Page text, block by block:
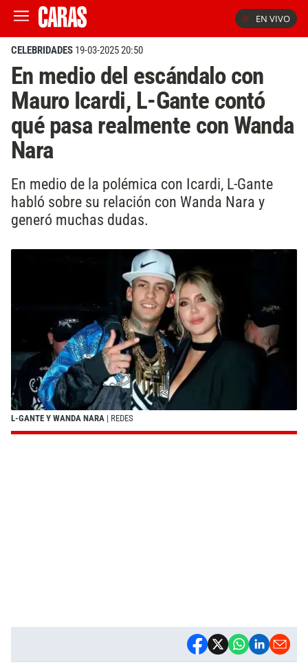
EN VIVO
CELEBRIDADES 19-03-2025 20:50
En medio del escándalo con
Mauro Icardi, L-Gante contó
qué pasa realmente con Wanda
Nara
En medio de la polémica con Icardi, L-Gante
habló sobre su relación con Wanda Nara y
generó muchas dudas.
L-GANTE Y WANDA NARA | REDES